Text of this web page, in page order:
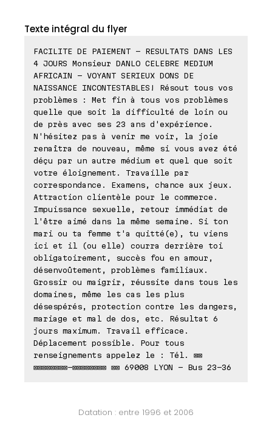
Texte intégral du flyer
FACILITE DE PAIEMENT - RESULTATS DANS LES
4 JOURS Monsieur DANLO CELEBRE MEDIUM
AFRICAIN - VOYANT SERIEUX DONS DE
NAISSANCE INCONTESTABLES! Résout tous vos
problèmes : Met fin à tous vos problèmes
quelle que soit la difficulté de loin ou
de près avec ses 23 ans d'expérience.
N'hésitez pas à venir me voir, la joie
renaîtra de nouveau, même si vous avez été
déçu par un autre médium et quel que soit
votre éloignement. Travaille par
correspondance. Examens, chance aux jeux.
Attraction clientèle pour le commerce.
Impuissance sexuelle, retour immédiat de
l'être aimé dans la même semaine. Si ton
mari ou ta femme t'a quitté(e), tu viens
ici et il (ou elle) courra derrière toi
obligatoirement, succès fou en amour,
désenvoûtement, problèmes familiaux.
Grossir ou maigrir, réussite dans tous les
domaines, même les cas les plus
désespérés, protection contre les dangers,
mariage et mal de dos, etc. Résultat 6
jours maximum. Travail efficace.
Déplacement possible. Pour tous
renseignements appelez le : Tél. ⊠⊠
⊠⊠⊠⊠⊠⊠⊠⊠-⊠⊠⊠⊠⊠⊠⊠⊠ ⊠⊠ 69008 LYON - Bus 23-36
Datation : entre 1996 et 2006